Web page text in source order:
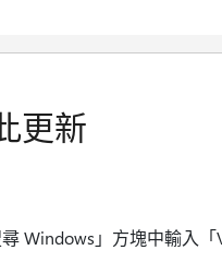
更新
Windows」方塊中輸入「